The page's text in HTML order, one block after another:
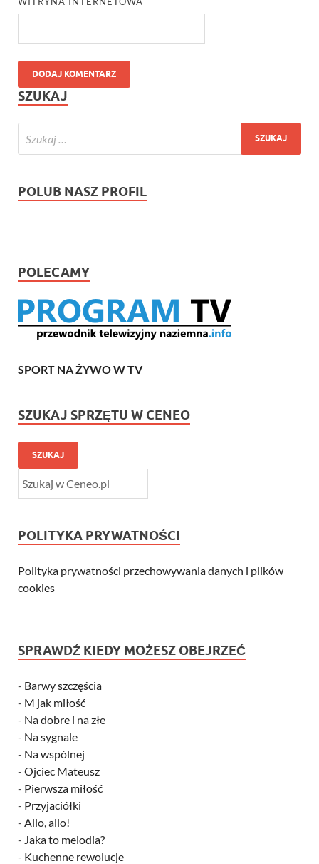
SZUKAJ
POLUB NASZ PROFIL
POLECAMY
SPORT NA ŻYWO W TV
SZUKAJ SPRZĘTU W CENEO
SZUKAJ
POLITYKA PRYWATNOŚCI
Polityka prywatności przechowywania danych i plików
cookies
SPRAWDŹ KIEDY MOŻESZ OBEJRZEĆ
- Barwy szczęścia
- M jak miłość
- Na dobre i na złe
- Na sygnale
- Na wspólnej
- Ojciec Mateusz
- Pierwsza miłość
- Przyjaciółki
- Allo, allo!
- Jaka to melodia?
- Kuchenne rewolucje